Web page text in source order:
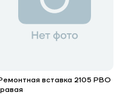
вставка 2105 РВО